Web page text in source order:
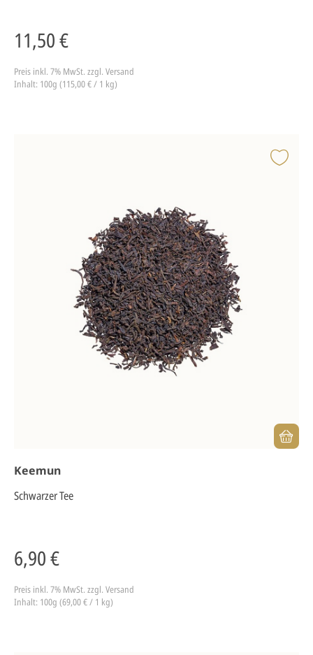
11,50 €
Preis inkl. 7% MwSt. zzgl. Versand
Inhalt: 100g (115,00 € / 1 kg)
Keemun
Schwarzer Tee
6,90 €
Preis inkl. 7% MwSt. zzgl. Versand
Inhalt: 100g (69,00 € / 1 kg)